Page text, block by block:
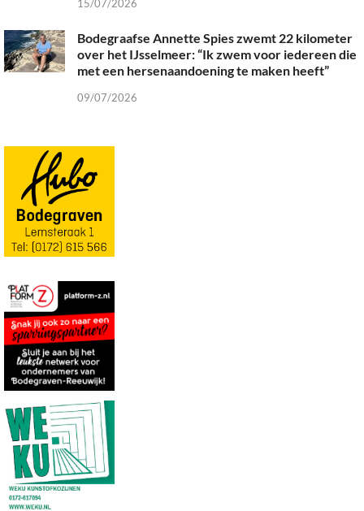
15/07/2026
Bodegraafse Annette Spies zwemt 22 kilometer
over het IJsselmeer: “Ik zwem voor iedereen die
met een hersenaandoening te maken heeft”
09/07/2026